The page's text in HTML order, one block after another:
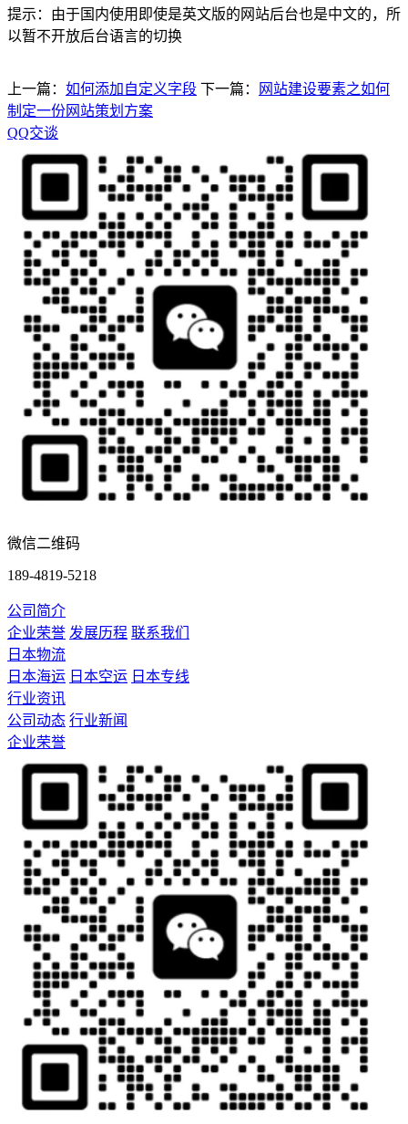
提示：由于国内使用即使是英文版的网站后台也是中文的，所
以暂不开放后台语言的切换
上一篇： 如何添加自定义字段 下一篇：
网站建设要素之如何
制定一份网站策划方案
QQ交谈
微信二维码
189-4819-5218
公司简介
企业荣誉 发展历程 联系我们
日本物流
日本海运 日本空运 日本专线
行业资讯
公司动态 行业新闻
企业荣誉